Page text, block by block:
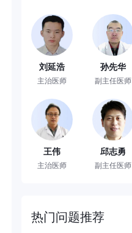
刘延浩
主治医师
孙先华
副主任医师
王伟
主治医师
邱志勇
副主任医师
热门问题推荐